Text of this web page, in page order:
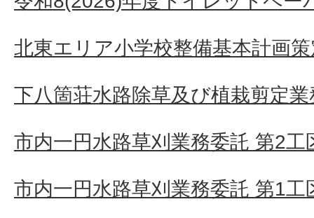
北東エリア小学校整備基本計画
下八箇荘水路除草及び植栽剪定
市内一円水路草刈業務委託 第2工
市内一円水路草刈業務委託 第1工